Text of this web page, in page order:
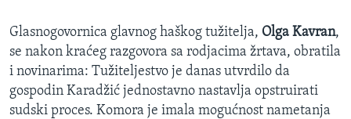
Glasnogovornica glavnog haškog tužitelja, Olga Kavran,
se nakon kraćeg razgovora sa rodjacima žrtava, obratila
i novinarima: Tužiteljestvo je danas utvrdilo da
gospodin Karadžić jednostavno nastavlja opstruirati
sudski proces. Komora je imala mogućnost nametanja